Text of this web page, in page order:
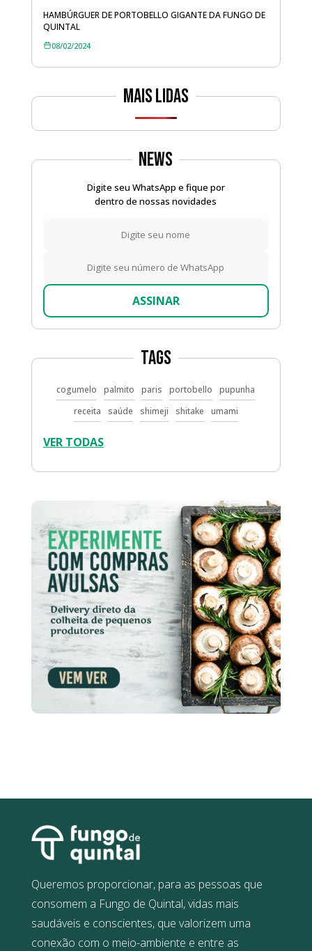
HAMBÚRGUER DE PORTOBELLO GIGANTE DA FUNGO DE
QUINTAL
08/02/2024
Mais lidas
News
Digite seu WhatsApp e fique por
dentro de nossas novidades
ASSINAR
Tags
cogumelo palmito paris portobello
pupunha
receita
saúde shimeji shitake umami
VER TODAS
Queremos proporcionar, para as pessoas que
consomem a Fungo de Quintal, vidas mais
saudáveis e conscientes, que valorizem uma
conexão com o meio-ambiente e entre as